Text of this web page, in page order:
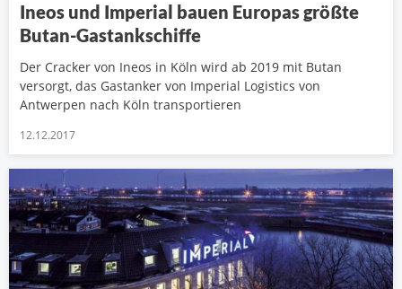
Ineos und Imperial bauen Europas größte
Butan-Gastankschiffe
Der Cracker von Ineos in Köln wird ab 2019 mit Butan
versorgt, das Gastanker von Imperial Logistics von
Antwerpen nach Köln transportieren
12.12.2017